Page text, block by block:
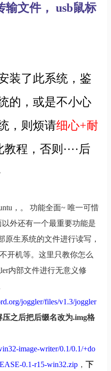
输文件， usb鼠标
装了此系统，鉴
的，或是不小心
，则烦请细心+耐
程，否则····后
，。 功能全面~ 唯一可惜
外还有一个最重要功能是
原生系统的文件进行读写，
开机等。这里只教你怎么
内部文件进行无意义修
joggler/files/v1.3/joggler
压之后把后缀名改为.img格
image-writer/0.1/0.1/+do
0.1-r15-win32.zip ， 下